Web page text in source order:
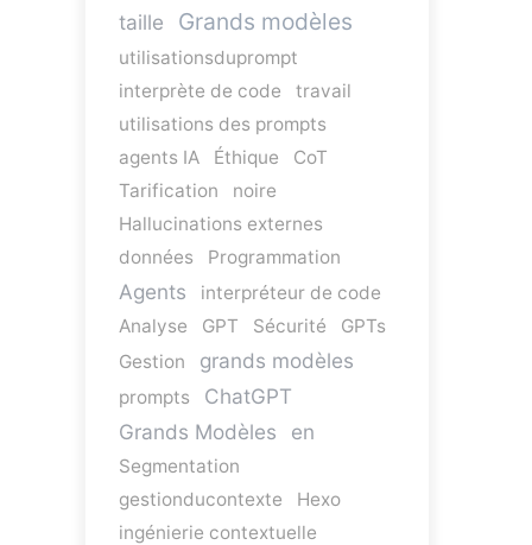
taille Grands modèles
utilisationsduprompt
interprète de code
travail
utilisations des prompts
agents IA
Éthique
CoT
Tarification
noire
Hallucinations externes
données
Programmation
Agents
interpréteur de code
Analyse
GPT Sécurité
GPTs
Gestion
grands modèles
prompts
ChatGPT
Grands Modèles
en
Segmentation
gestionducontexte
Hexo
ingénierie contextuelle